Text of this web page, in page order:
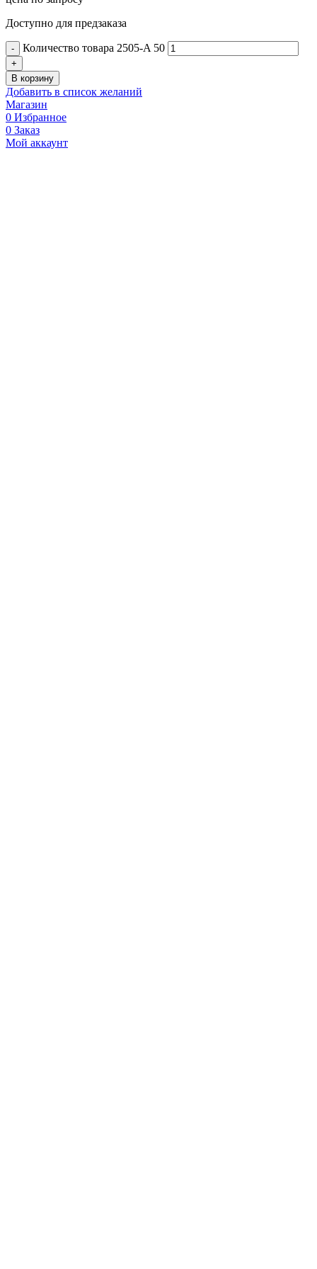
Доступно для предзаказа
Количество товара 2505-A 50
В корзину
Добавить в список желаний
Магазин
0 Избранное
0 Заказ
Мой аккаунт